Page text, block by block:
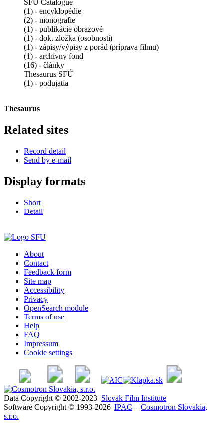
SFÚ Catalogue
(1) - encyklopédie
(2) - monografie
(1) - publikácie obrazové
(1) - dok. zložka (osobnosti)
(1) - zápisy/výpisy z porád (príprava filmu)
(1) - archívny fond
(16) - články
Thesaurus SFÚ
(1) - podujatia
Thesaurus
Related sites
Record detail
Send by e-mail
Display formats
Short
Detail
About
Contact
Feedback form
Site map
Accessibility
Privacy
OpenSearch module
Terms of use
Help
FAQ
Impressum
Cookie settings
Data Copyright © 2002-2023 Slovak Film Institute
Software Copyright © 1993-2026 IPAC - Cosmotron Slovakia,
s.r.o.